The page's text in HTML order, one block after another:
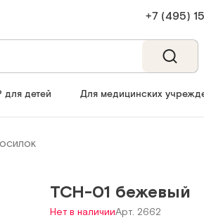
+7 (495)
детей Для медицинских
ТСН-01 бежевый
Нет в наличииАрт. 2662